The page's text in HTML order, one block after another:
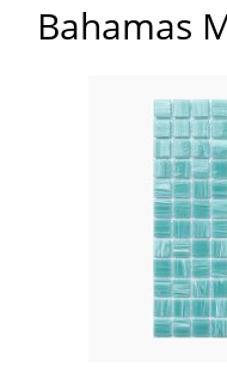
Зеркала NS
Мозаика
Мозаика
Мозаика
Bahamas